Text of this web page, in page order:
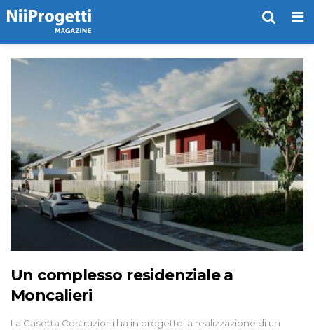
Un complesso residenziale a
Moncalieri
La Casetta Costruzioni ha in progetto la realizzazione di un